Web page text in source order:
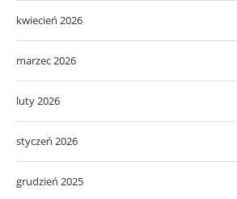
kwiecień 2026
marzec 2026
luty 2026
styczeń 2026
grudzień 2025